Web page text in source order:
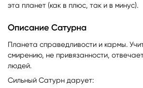
эта планет (как в плюс, так и в минус).
Описание Сатурна
Планета справедливости и кармы.
смирению, не привязанности,
людей.
Сильный Сатурн дарует: